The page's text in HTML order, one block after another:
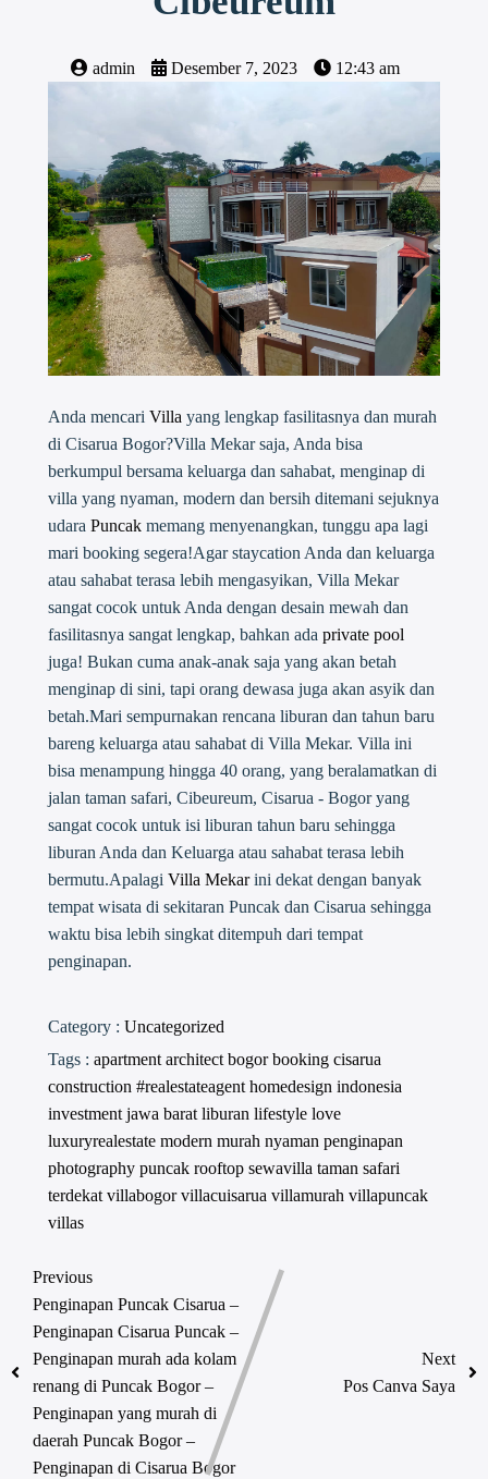
admin Desember 7, 2023 12:43 am
Anda mencari Villa yang lengkap fasilitasnya dan murah
di Cisarua Bogor?Villa Mekar saja, Anda bisa
berkumpul bersama keluarga dan sahabat, menginap di
villa yang nyaman, modern dan bersih ditemani sejuknya
udara Puncakmemang menyenangkan, tunggu apa lagi
mari booking segera!Agar staycation Anda dan keluarga
atau sahabat terasa lebih mengasyikan, Villa Mekar
sangat cocok untuk Anda dengan desain mewah dan
fasilitasnya sangat lengkap, bahkan ada private pool
juga! Bukan cuma anak-anak saja yang akan betah
menginap di sini, tapi orang dewasa juga akan asyik dan
betah.Mari sempurnakan rencana liburan dan tahun baru
bareng keluarga atau sahabat di Villa Mekar. Villa ini
bisa menampung hingga 40 orang, yang beralamatkan di
jalan taman safari, Cibeureum, Cisarua - Bogor yang
sangat cocok untuk isi liburan tahun baru sehingga
liburan Anda dan Keluarga atau sahabat terasa lebih
bermutu.Apalagi Villa Mekarini dekat dengan banyak
tempat wisata di sekitaran Puncak dan Cisarua sehingga
waktu bisa lebih singkat ditempuh dari tempat
penginapan.
Category : Uncategorized
Tags : apartment architect bogorbooking cisarua
construction #realestateagent homedesign indonesia
investment jawa barat liburan lifestyle love
luxuryrealestate modern murah nyaman penginapan
photography puncak rooftop sewavilla taman safari
terdekat villabogorvillacuisarua villamurah villapuncak
villas
Previous
Penginapan Puncak Cisarua –
Penginapan Cisarua Puncak –
Penginapan murah ada kolam
renang di Puncak Bogor –
Penginapan yang murah di
daerah Puncak Bogor –
Penginapan di Cisarua Bogor
Next
Pos Canva Saya